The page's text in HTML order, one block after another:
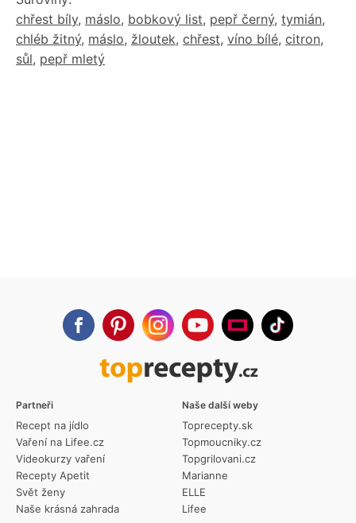
chřest bíly, máslo, bobkový list, pepř černý, tymián,
chléb žitný, máslo, žloutek, chřest, víno bílé, citron,
sůl, pepř mletý
Partneři
Recept na jídlo
Vaření na Lifee.cz
Videokurzy vaření
Recepty Apetit
Svět ženy
Naše krásná zahrada
Naše další weby
Toprecepty.sk
Topmoucniky.cz
Topgrilovani.cz
Marianne
ELLE
Lifee